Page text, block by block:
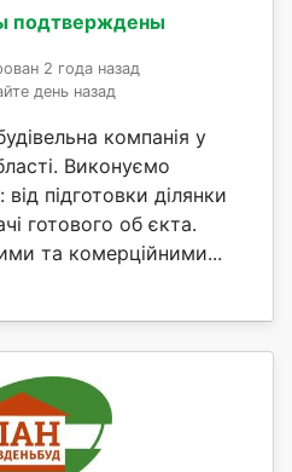
подтверждены
2 года назад
день назад
компанія у
Виконуємо
підготовки ділянки
готового об єкта.
та комерційними...